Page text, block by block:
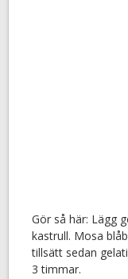
Gör så här: Lägg
kastrull. Mosa
tillsätt sedan
3 timmar.